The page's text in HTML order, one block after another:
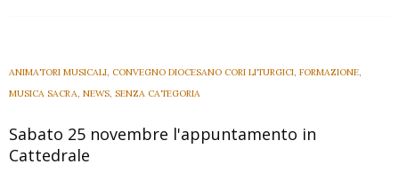
ANIMATORI MUSICALI, CONVEGNO DIOCESANO CORI LITURGICI, FORMAZIONE,
MUSICA SACRA, NEWS, SENZA CATEGORIA
Sabato 25 novembre l'appuntamento in
Cattedrale